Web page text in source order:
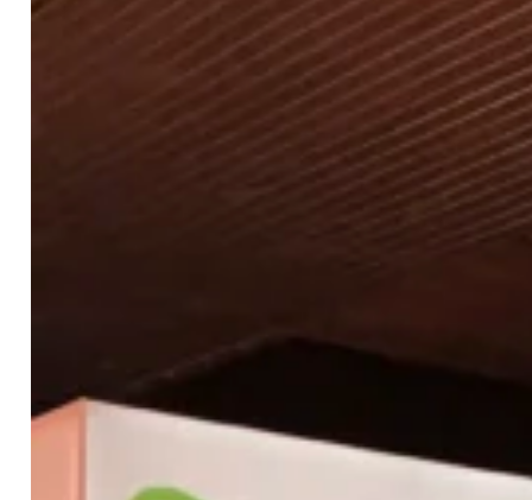
tubulares
Pop Ups
Banderas
Carpas